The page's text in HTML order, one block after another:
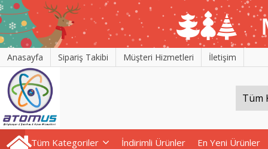
Anasayfa Sipariş Takibi Müşteri Hizmetleri İletişim
Tüm Kategoriler İndirimli Ürünler En Yeni Ürünler